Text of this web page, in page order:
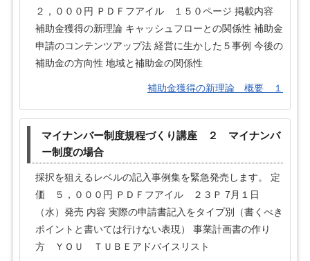
２，０００円 ＰＤＦフアイル １５０ページ 掲載内容
補助金獲得の新理論 キャッシュフローとの関係性 補助金
申請のコンテンツアップ法 経営に生かした５事例 今後の
補助金の方向性 地域と補助金の関係性
補助金獲得の新理論 概要 １
マイナンバー制度規程づくり講座 ２ マイナンバ
ー制度の場合
採択を狙えるレベルの記入事例集を緊急発売します。 定
価 ５，０００円 ＰＤＦフアイル ２３Ｐ 7月１日
（水）発売 内容 実際の申請書記入をタイプ別（書くべき
ポイントと書いては行けない表現） 事業計画書の作り
方 ＹＯＵ ＴＵＢＥアドバイスリスト